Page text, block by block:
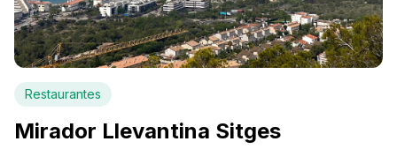
Restaurantes
Mirador Llevantina Sitges